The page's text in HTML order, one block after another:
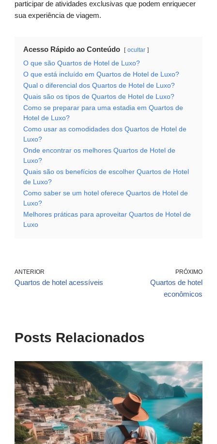
participar de atividades exclusivas que podem enriquecer
sua experiência de viagem.
Acesso Rápido ao Conteúdo ocultar
O que são Quartos de Hotel de Luxo?
O que está incluído em Quartos de Hotel de Luxo?
Qual o diferencial dos Quartos de Hotel de Luxo?
Quais são os tipos de Quartos de Hotel de Luxo?
Como se preparar para uma estadia em Quartos de
Hotel de Luxo?
Como usar as comodidades dos Quartos de Hotel de
Luxo?
Onde encontrar os melhores Quartos de Hotel de
Luxo?
Quais são os benefícios de escolher Quartos de Hotel
de Luxo?
Como saber se um hotel oferece Quartos de Hotel de
Luxo?
Melhores práticas para aproveitar Quartos de Hotel de
Luxo
ANTERIOR
Quartos de hotel acessíveis
PRÓXIMO
Quartos de hotel
econômicos
Posts Relacionados